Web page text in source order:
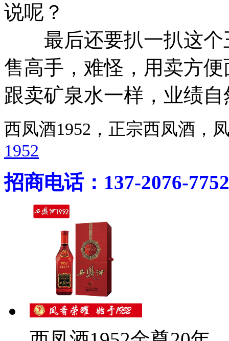
说呢？
最后还要扒一扒这个
售高手，难怪，用卖方
跟卖矿泉水一样，业绩
西凤酒1952，正宗西凤酒
1952
招商电话：137-2076-7752